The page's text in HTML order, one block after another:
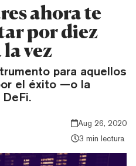
ahora te
por diez
vez
para aquellos
el éxito —o la
Aug 26, 2020
3 min lectura